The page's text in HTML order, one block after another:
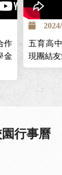
一
讓
畢
慈
助
中
業
。
作
金
2024/
五育高
現團結
行事曆